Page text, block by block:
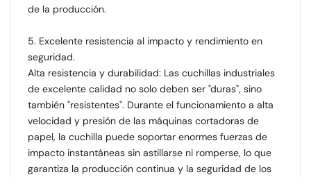
de la producción.
5. Excelente resistencia al impacto y rendimiento en
seguridad.
Alta resistencia y durabilidad: Las cuchillas industriales
de excelente calidad no solo deben ser "duras", sino
también "resistentes". Durante el funcionamiento a alta
velocidad y presión de las máquinas cortadoras de
papel, la cuchilla puede soportar enormes fuerzas de
impacto instantáneas sin astillarse ni romperse, lo que
garantiza la producción continua y la seguridad de los